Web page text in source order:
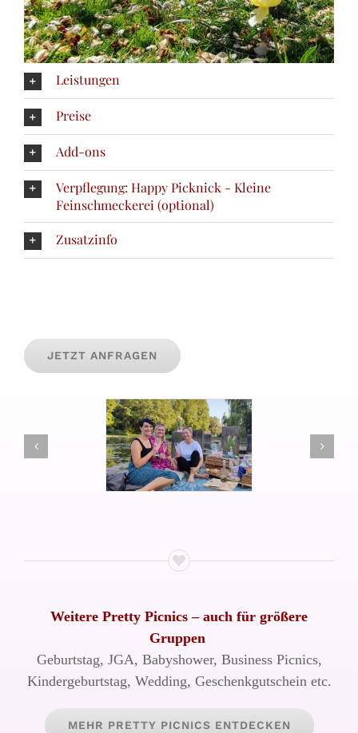
Leistungen
Preise
Add-ons
Verpflegung: Happy Picknick - Kleine
Feinschmeckerei (optional)
Zusatzinfo
JETZT ANFRAGEN
Weitere Pretty Picnics – auch für größere
Gruppen
Geburtstag, JGA, Babyshower, Business Picnics,
Kindergeburtstag, Wedding, Geschenkgutschein etc.
MEHR PRETTY PICNICS ENTDECKEN